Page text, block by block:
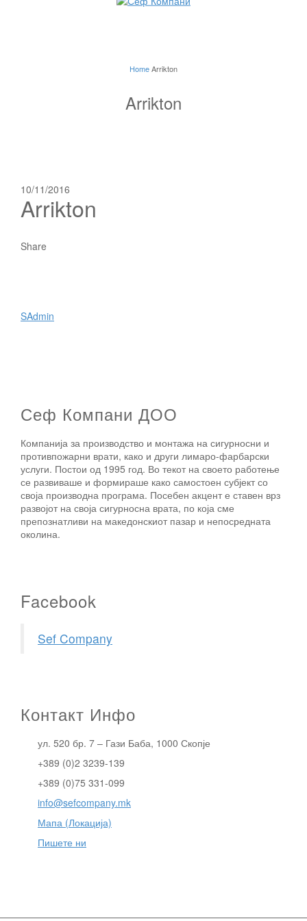
HomeArrikton
Arrikton
10/11/2016
Arrikton
Share
SAdmin
Сеф Компани ДОО
Компанија за производство и монтажа на сигурносни и
противпожарни врати, како и други лимаро-фарбарски
услуги. Постои од 1995 год. Во текот на своето работење
се развиваше и формираше како самостоен субјект со
своја производна програма. Посебен акцент е ставен врз
развојот на своја сигурносна врата, по која сме
препознатливи на македонскиот пазар и непосредната
околина.
Facebook
Sef Company
Контакт Инфо
ул. 520 бр. 7 – Гази Баба, 1000 Скопје
+389 (0)2 3239-139
+389 (0)75 331-099
info@sefcompany.mk
Мапа (Локација)
Пишете ни